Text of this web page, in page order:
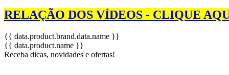
RELAÇÃO DOS VÍDEOS - CLIQUE
{{ data.product.brand.data.name }}
{{ data.product.name }}
Receba dicas, novidades e ofertas!